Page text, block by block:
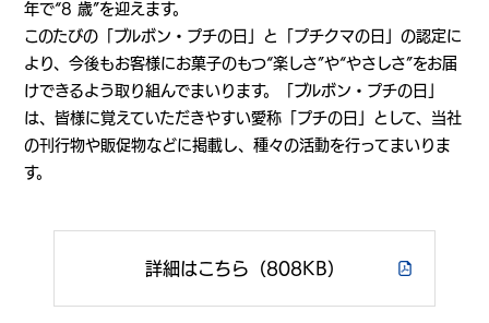
年で“8 歳”を迎えます。
このたびの「ブルボン・プチの日」と「プチクマの日」の認定に
より、今後もお客様にお菓子のもつ“楽しさ”や“やさしさ”をお届
けできるよう取り組んでまいります。「ブルボン・プチの日」
は、皆様に覚えていただきやすい愛称「プチの日」として、当社
の刊行物や販促物などに掲載し、種々の活動を行ってまいりま
す。
詳細はこちら（808KB）